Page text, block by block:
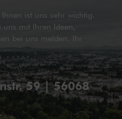
ist uns sehr wichtig.
uns mit Ihren Ideen,
bei uns melden. Ihr
59 | 56068